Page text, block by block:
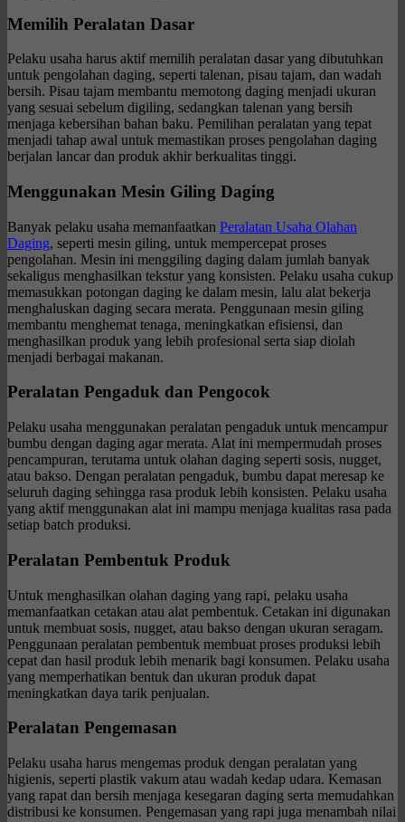
Memilih Peralatan Dasar
Pelaku usaha harus aktif memilih peralatan dasar yang dibutuhkan
untuk pengolahan daging, seperti talenan, pisau tajam, dan wadah
bersih. Pisau tajam membantu memotong daging menjadi ukuran
yang sesuai sebelum digiling, sedangkan talenan yang bersih
menjaga kebersihan bahan baku. Pemilihan peralatan yang tepat
menjadi tahap awal untuk memastikan proses pengolahan daging
berjalan lancar dan produk akhir berkualitas tinggi.
Menggunakan Mesin Giling Daging
Banyak pelaku usaha memanfaatkan Peralatan Usaha Olahan
Daging, seperti mesin giling, untuk mempercepat proses
pengolahan. Mesin ini menggiling daging dalam jumlah banyak
sekaligus menghasilkan tekstur yang konsisten. Pelaku usaha cukup
memasukkan potongan daging ke dalam mesin, lalu alat bekerja
menghaluskan daging secara merata. Penggunaan mesin giling
membantu menghemat tenaga, meningkatkan efisiensi, dan
menghasilkan produk yang lebih profesional serta siap diolah
menjadi berbagai makanan.
Peralatan Pengaduk dan Pengocok
Pelaku usaha menggunakan peralatan pengaduk untuk mencampur
bumbu dengan daging agar merata. Alat ini mempermudah proses
pencampuran, terutama untuk olahan daging seperti sosis, nugget,
atau bakso. Dengan peralatan pengaduk, bumbu dapat meresap ke
seluruh daging sehingga rasa produk lebih konsisten. Pelaku usaha
yang aktif menggunakan alat ini mampu menjaga kualitas rasa pada
setiap batch produksi.
Peralatan Pembentuk Produk
Untuk menghasilkan olahan daging yang rapi, pelaku usaha
memanfaatkan cetakan atau alat pembentuk. Cetakan ini digunakan
untuk membuat sosis, nugget, atau bakso dengan ukuran seragam.
Penggunaan peralatan pembentuk membuat proses produksi lebih
cepat dan hasil produk lebih menarik bagi konsumen. Pelaku usaha
yang memperhatikan bentuk dan ukuran produk dapat
meningkatkan daya tarik penjualan.
Peralatan Pengemasan
Pelaku usaha harus mengemas produk dengan peralatan yang
higienis, seperti plastik vakum atau wadah kedap udara. Kemasan
yang rapat dan bersih menjaga kesegaran daging serta memudahkan
distribusi ke konsumen. Pengemasan yang rapi juga menambah nilai